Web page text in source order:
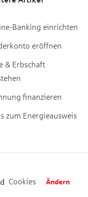
Banking einrichten
eröffnen
& Erbschaft
finanzieren
zum Energieausweis
Cookies Ändern